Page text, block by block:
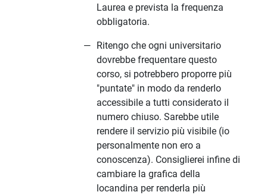
Laurea e prevista la frequenza
obbligatoria.
Ritengo che ogni universitario
dovrebbe frequentare questo
corso, si potrebbero proporre più
"puntate" in modo da renderlo
accessibile a tutti considerato il
numero chiuso. Sarebbe utile
rendere il servizio più visibile (io
personalmente non ero a
conoscenza). Consiglierei infine di
cambiare la grafica della
locandina per renderla più